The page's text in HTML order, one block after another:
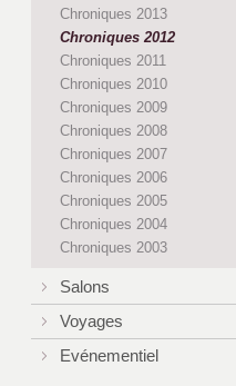
Chroniques 2013
Chroniques 2012
Chroniques 2011
Chroniques 2010
Chroniques 2009
Chroniques 2008
Chroniques 2007
Chroniques 2006
Chroniques 2005
Chroniques 2004
Chroniques 2003
Salons
Voyages
Evénementiel